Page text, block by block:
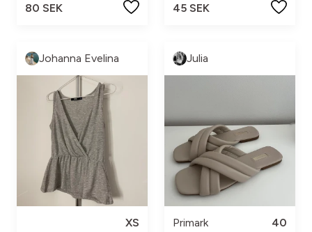
80 SEK
45 SEK
Johanna Evelina
XS
Julia
Primark 40